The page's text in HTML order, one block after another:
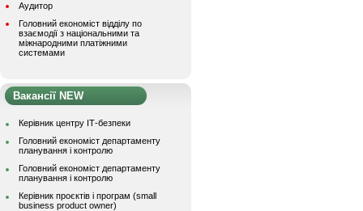
Аудитор
Головний економіст відділу по
взаємодії з національними та
міжнародними платіжними
системами
Вакансії NEW
Керівник центру ІТ-безпеки
Головний економіст департаменту
планування і контролю
Головний економіст департаменту
планування і контролю
Керівник проєктів і програм (small
business product owner)